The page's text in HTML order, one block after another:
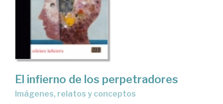
El infierno de los perpetradores
imágenes, relatos y conceptos